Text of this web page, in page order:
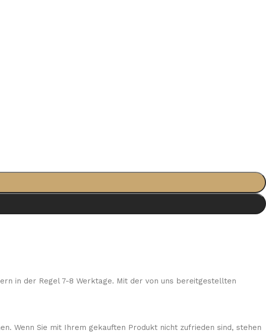
in der Regel 7-8 Werktage. Mit der von uns bereitgestellten
Wenn Sie mit Ihrem gekauften Produkt nicht zufrieden sind, stehen